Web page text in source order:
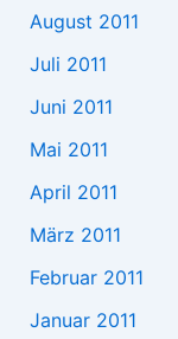
August 2011
Juli 2011
Juni 2011
Mai 2011
April 2011
März 2011
Februar 2011
Januar 2011